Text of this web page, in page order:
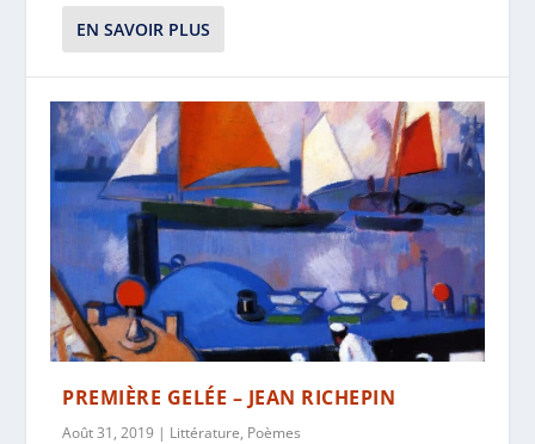
EN SAVOIR PLUS
PREMIÈRE GELÉE – JEAN RICHEPIN
Août 31, 2019 | Littérature, Poèmes